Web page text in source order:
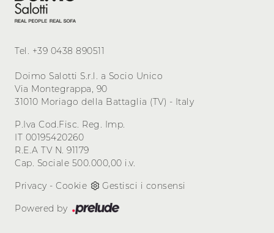
Tel. +39 0438 890511
Doimo Salotti S.r.l. a Socio Unico
Via Montegrappa, 90
31010 Moriago della Battaglia (TV) - Italy
P.Iva Cod.Fisc. Reg. Imp.
IT 00195420260
R.E.A TV N. 91179
Cap. Sociale 500.000,00 i.v.
Privacy - Cookie Gestisci i consensi
Powered by